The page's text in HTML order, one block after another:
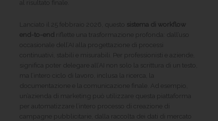
al risultato finale.
Lanciato il 25 febbraio 2026, questo sistema di workflow
end-to-end riflette una trasformazione profonda: dall’uso
occasionale dell’AI alla progettazione di processi
continuativi, stabili e misurabili. Per professionisti e aziende,
significa poter delegare all’AI non solo la scrittura di un testo,
ma l’intero ciclo di lavoro, inclusa la ricerca, la
documentazione e la comunicazione finale. Ad esempio,
un’azienda di marketing può utilizzare questa piattaforma
per automatizzare l’intero processo di creazione di
campagne pubblicitarie, dalla raccolta dei dati di mercato